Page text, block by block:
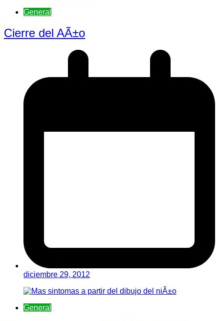
General
Cierre del AÃ±o
diciembre 29, 2012
General